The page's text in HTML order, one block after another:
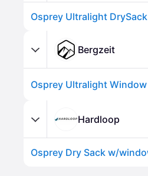
Bergzeit
Osprey Ultralight
Hardloop
Osprey Dry Sack w/